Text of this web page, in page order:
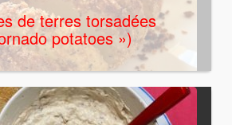
de terres torsadées
potatoes »)